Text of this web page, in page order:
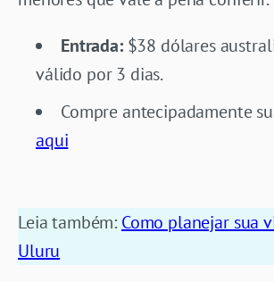
Entrada:$38 dólares
válido por 3 dias.
Compre antecipadamente
aqui
Leia também: Como planejar sua
Uluru